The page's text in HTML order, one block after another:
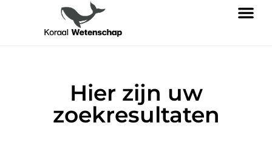
Hier zijn uw
zoekresultaten